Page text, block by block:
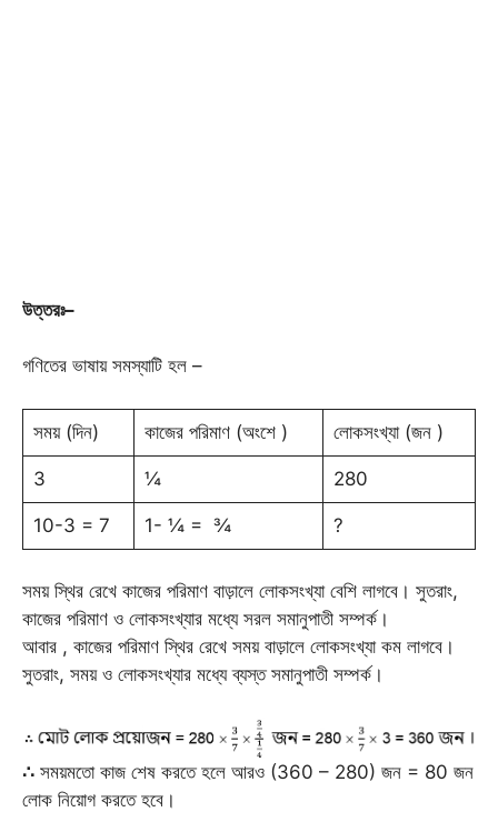
উত্তরঃ–
গণিতের ভাষায় সমস্যাটি হল –
সময় (দিন) কাজের পরিমাণ (অংশে ) লোকসংখ্যা (জন )
3 ¼ 280
10-3 = 7 1- ¼ = ¾ ?
সময় স্থির রেখে কাজের পরিমাণ বাড়ালে লোকসংখ্যা বেশি লাগবে। সুতরাং,
কাজের পরিমাণ ও লোকসংখ্যার মধ্যে সরল সমানুপাতী সম্পর্ক।
আবার , কাজের পরিমাণ স্থির রেখে সময় বাড়ালে লোকসংখ্যা কম লাগবে।
সুতরাং, সময় ও লোকসংখ্যার মধ্যে ব্যস্ত সমানুপাতী সম্পর্ক।
∴ সময়মতো কাজ শেষ করতে হলে আরও (360 – 280) জন = 80 জন
লোক নিয়োগ করতে হবে।